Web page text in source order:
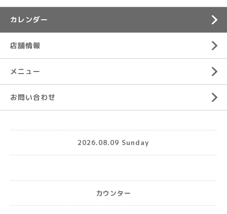
カレンダー
店舗情報
メニュー
お問い合わせ
2026.08.09 Sunday
カウンター